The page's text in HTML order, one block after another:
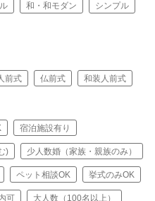
和・和モダン シンプル
前式 仏前式 和装人前式
宿泊施設有り
) 少人数婚（家族・親族のみ）
ペット相談OK 挙式のみOK
可 大人数（100名以上）